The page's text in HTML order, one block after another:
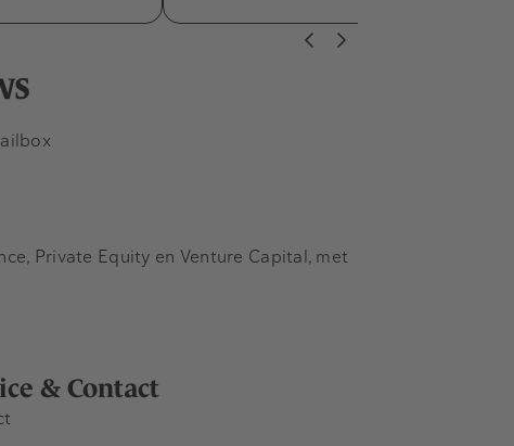
& Contact
Private Equity en Venture Capital, met